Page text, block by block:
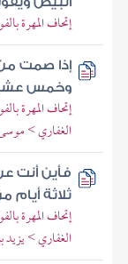
إتحاف المهرة
إذا صمت
وخمس
إتحاف المهرة
الغفاري >
فأين أنت
ثلاثة
إتحاف المهرة
الغفاري > يزيد